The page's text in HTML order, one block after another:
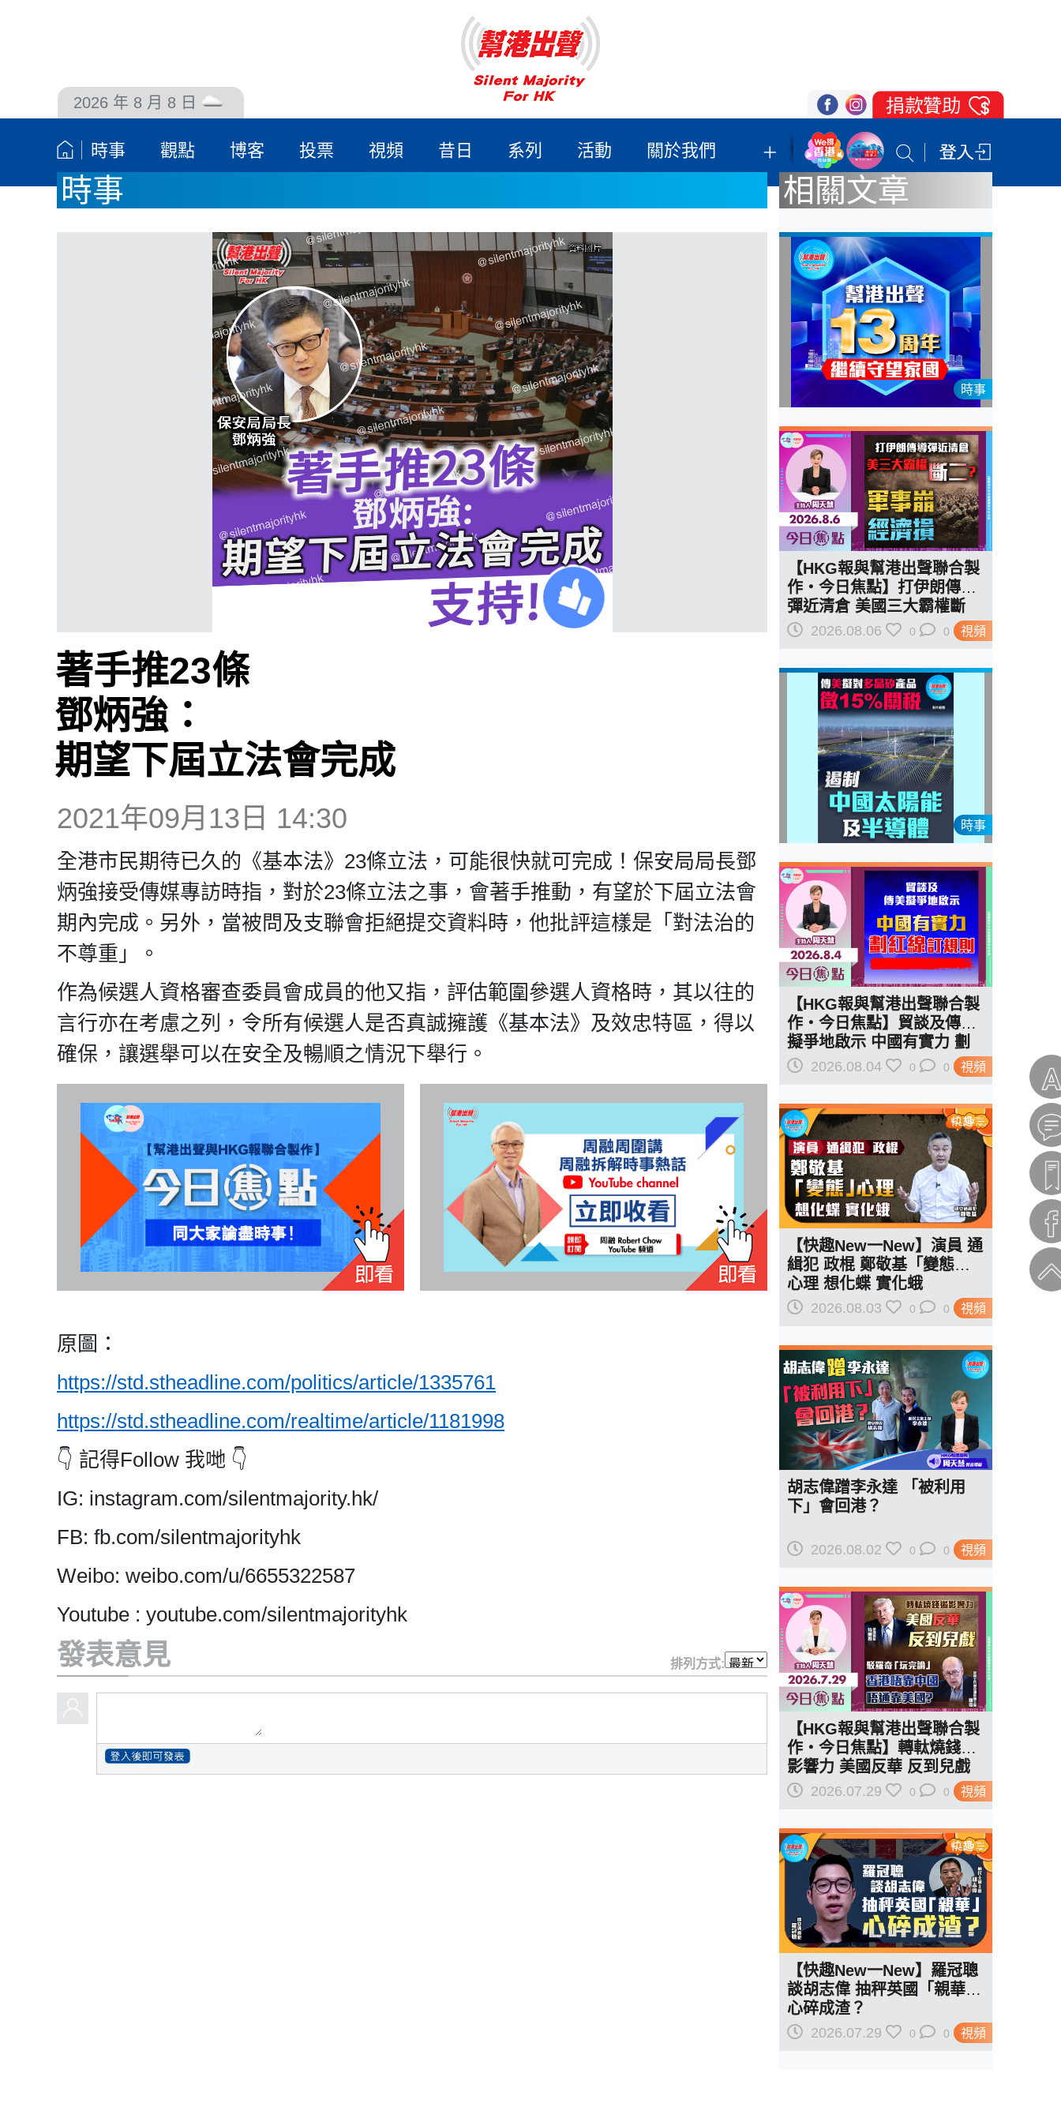
2026 年 8 月 8 日
時事 觀點 博客 投票 視頻 昔日 系列 活動 關於我們 我們的立場 登記支持 聯絡我們
時事
著手推23條
鄧炳強：
期望下屆立法會完成
2021年09月13日 14:30
全港市民期待已久的《基本法》23條立法，可能很快就可完成！保安局局長鄧
炳強接受傳媒專訪時指，對於23條立法之事，會著手推動，有望於下屆立法會
期內完成。另外，當被問及支聯會拒絕提交資料時，他批評這樣是「對法治的
不尊重」。
作為候選人資格審查委員會成員的他又指，評估範圍參選人資格時，其以往的
言行亦在考慮之列，令所有候選人是否真誠擁護《基本法》及效忠特區，得以
確保，讓選舉可以在安全及暢順之情況下舉行。
原圖：
https://std.stheadline.com/politics/article/1335761
https://std.stheadline.com/realtime/article/1181998
👇 記得Follow 我哋 👇
IG: instagram.com/silentmajority.hk/
FB: fb.com/silentmajorityhk
Weibo: weibo.com/u/6655322587
Youtube : youtube.com/silentmajorityhk
發表意見 排列方式:
相關文章
時事
視頻
【HKG報與幫港出聲聯合製
作‧今日焦點】打伊朗傳導
彈近清倉 美國三大霸權斷
二？軍事崩 經濟損
2026.08.06 0 0
時事
視頻
【HKG報與幫港出聲聯合製
作‧今日焦點】貿談及傳美
擬爭地啟示 中國有實力 劃
紅線訂規則
2026.08.04 0 0
視頻
【快趣New一New】演員 通
緝犯 政棍 鄭敬基「變態」
心理 想化蝶 實化蛾
2026.08.03 0 0
視頻
胡志偉蹭李永達 「被利用
下」會回港？
2026.08.02 0 0
視頻
【HKG報與幫港出聲聯合製
作‧今日焦點】轉軚燒錢遏
影響力 美國反華 反到兒戲
駁羅奇「玩完論」 香港唔靠
2026.07.29 0 0
視頻
【快趣New一New】羅冠聰
談胡志偉 抽秤英國「親華」
心碎成渣？
2026.07.29 0 0